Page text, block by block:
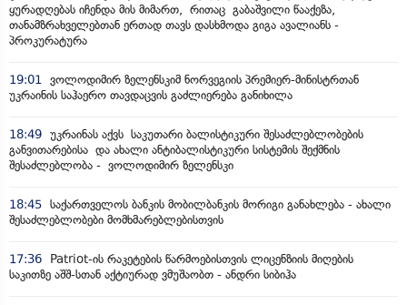
ყურადღებას იჩენდა მის მიმართ, რითაც გაბაშვილი წააქეზა,
თანამზრახველებთან ერთად თავს დასხმოდა გიგა ავალიანს -
პროკურატურა
19:01 ვოლოდიმირ ზელენსკიმ ნორვეგიის პრემიერ-მინისტრთან
უკრაინის საჰაერო თავდაცვის გაძლიერება განიხილა
18:49 უკრაინას აქვს საკუთარი ბალისტიკური შესაძლებლობების
განვითარებისა და ახალი ანტიბალისტიკური სისტემის შექმნის
შესაძლებლობა - ვოლოდიმირ ზელენსკი
18:45 საქართველოს ბანკის მობილბანკის მორიგი განახლება - ახალი
შესაძლებლობები მომხმარებლებისთვის
17:36
Patriot-ის რაკეტების წარმოებისთვის ლიცენზიის მიღების
საკითზე აშშ-სთან აქტიურად ვმუშაობთ - ანდრი სიბიჰა